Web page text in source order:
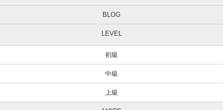
BLOG
LEVEL
初級
中級
上級